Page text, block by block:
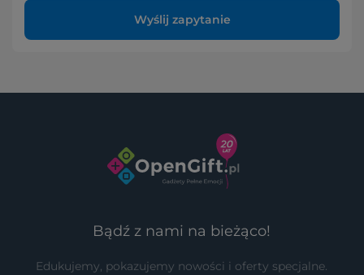
Wyślij zapytanie
Bądź z nami na bieżąco!
Edukujemy, pokazujemy nowości i oferty specjalne.